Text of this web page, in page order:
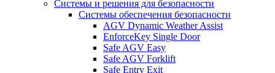
Системы и решения для безопасности
Системы обеспечения безопасности
AGV Dynamic Weather Assist
EnforceKey Single Door
Safe AGV Easy
Safe AGV Forklift
Safe Entry Exit